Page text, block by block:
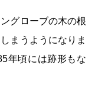
グローブの木の根
まうようになりま
年頃には跡形もな